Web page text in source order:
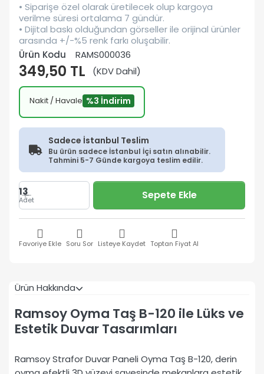
• Siparişe özel olarak üretilecek olup kargoya
verilme süresi ortalama 7 gündür.
• Dijital baskı olduğundan görseller ile orijinal ürünler
arasında +/-%5 renk farkı oluşabilir.
Ürün Kodu
RAMS000036
349,50 TL (KDV Dahil)
Nakit / Havale %3 İndirim
Sadece İstanbul Teslim
Bu ürün sadece İstanbul İçi satın alınabilir.
Tahmini 5-7 Günde kargoya teslim edilir.
13
Adet Sepete Ekle
Favoriye Ekle Soru Sor Listeye Kaydet Toptan Fiyat Al
Ürün Hakkında
Ramsoy Oyma Taş B-120 ile Lüks ve
Estetik Duvar Tasarımları
Ramsoy Strafor Duvar Paneli Oyma Taş B-120, derin